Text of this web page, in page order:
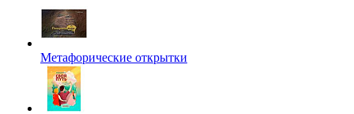
Метафорические открытки